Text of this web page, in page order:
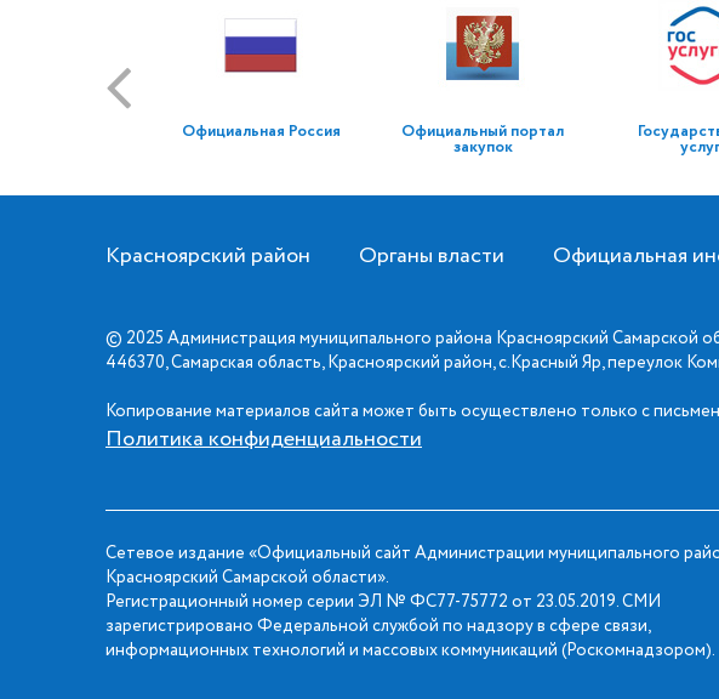
Официальная Россия Официальный портал
закупок
Красноярский район Органы власти Официальная
© 2025 Администрация муниципального района Красноярский Самарской
446370, Самарская область, Красноярский район, с.Красный Яр, переулок
Копирование материалов сайта может быть осуществлено только с
Политика конфиденциальности
Сетевое издание «Официальный сайт Администрации муниципального
Красноярский Самарской области».
Регистрационный номер серии ЭЛ № ФС77-75772 от 23.05.2019. СМИ
зарегистрировано Федеральной службой по надзору в сфере связи,
информационных технологий и массовых коммуникаций (Роскомнадзором).